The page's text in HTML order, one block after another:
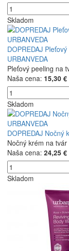
Skladom
DOPREDAJ
URBANVEDA
Pleťový peeling na
Naša cena: 15,30 €
Skladom
DOPREDAJ Nočný
Nočný krém na
Naša cena: 24,25 €
Skladom